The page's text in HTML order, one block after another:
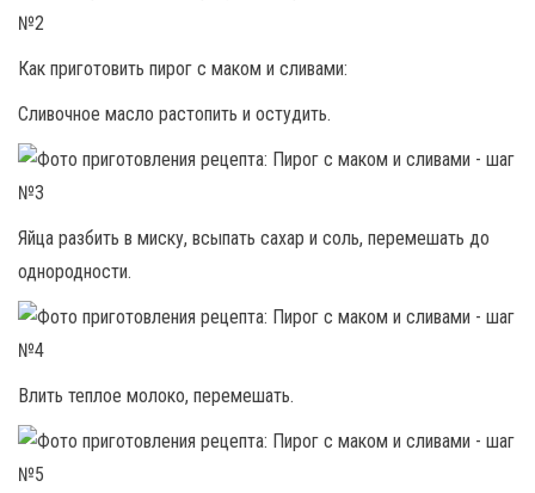
Как приготовить пирог с маком и сливами:
Сливочное масло растопить и остудить.
Яйца разбить в миску, всыпать сахар и соль, перемешать до
однородности.
Влить теплое молоко, перемешать.